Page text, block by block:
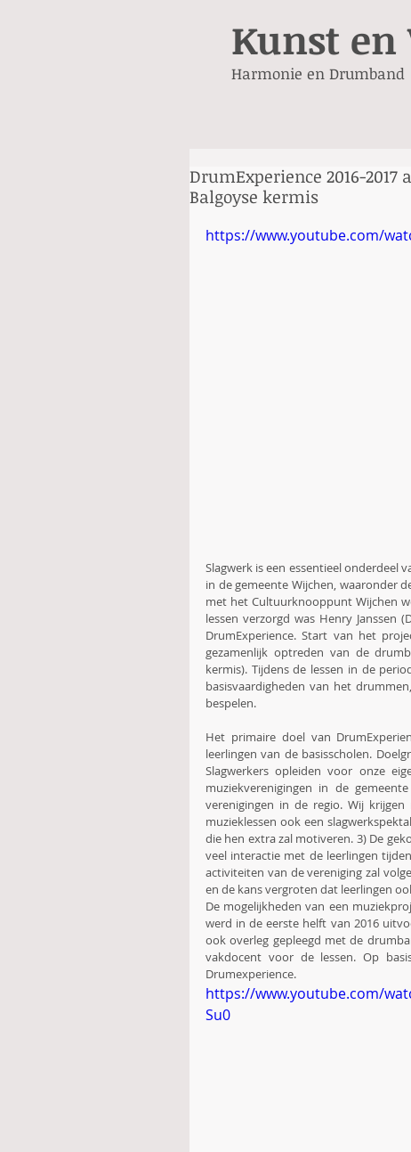
Kunst en
Harmonie en Drumband
DrumExperience 2016-
Balgoyse kermis
https://www.youtube.com/
Slagwerk is een essentieel onderdeel
in de gemeente Wijchen, waaronder
met het Cultuurknooppunt Wijchen
lessen verzorgd was Henry Janssen
DrumExperience. Start van het
gezamenlijk optreden van de
kermis). Tijdens de lessen in de
basisvaardigheden van het
bespelen.
Het primaire doel van
leerlingen van de basisscholen.
Slagwerkers opleiden voor onze
muziekverenigingen in de
verenigingen in de regio. Wij
muzieklessen ook een
die hen extra zal motiveren. 3) De
veel interactie met de leerlingen
activiteiten van de vereniging zal
en de kans vergroten dat leerlingen
De mogelijkheden van een
werd in de eerste helft van 2016
ook overleg gepleegd met de
vakdocent voor de lessen. Op
Drumexperience.
https://www.youtube.com/
Su0